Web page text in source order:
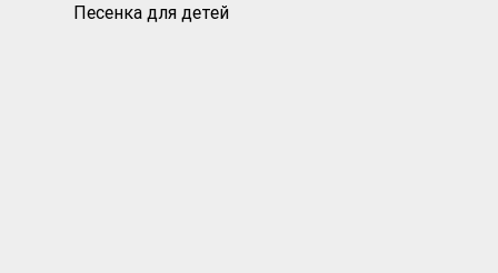
Песенка для детей